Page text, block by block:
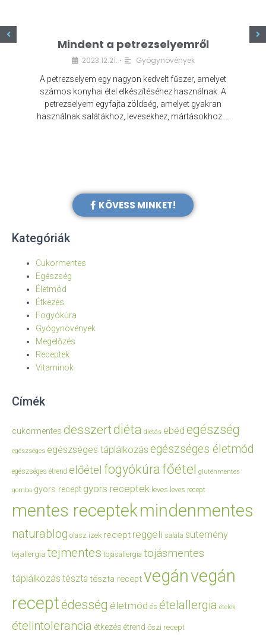
Mindent a petrezselyemről
2023.12.21. • Gyógynövények
A petrezselyem egy nagyon kedvelt fűszer, amelyet
számos konyhai étel elkészítéséhez használnak. A
petrezselyem egyfajta zöldség, amelyet gyakran
használnak salátákhoz, levesekhez, mártásokhoz …
KÖVESS MINKET!
Kategóriák
Cukormentes
Egészség
Életmód
Étkezés
Fogyókúra
Gyógynövények
Megelőzés
Receptek
Vitaminok
Címék
cukormentes desszertdiéta diétás ebéd egészség
egészséges egészséges táplálkozás egészséges életmód
egészséges étrend előétel fogyókúrafőétel gluténmentes
gomba gyors recept gyors receptek leves leves recept
mentes receptekmindenmentes
naturablog olasz ízek recept reggeli saláta sütemény
tejallergia tejmentes tojásallergia tojásmentes
táplálkozás tészta tészta receptvegánvegán
receptédesség életmód és ételallergia ételek
ételintolerancia étkezés étrend őszi recept